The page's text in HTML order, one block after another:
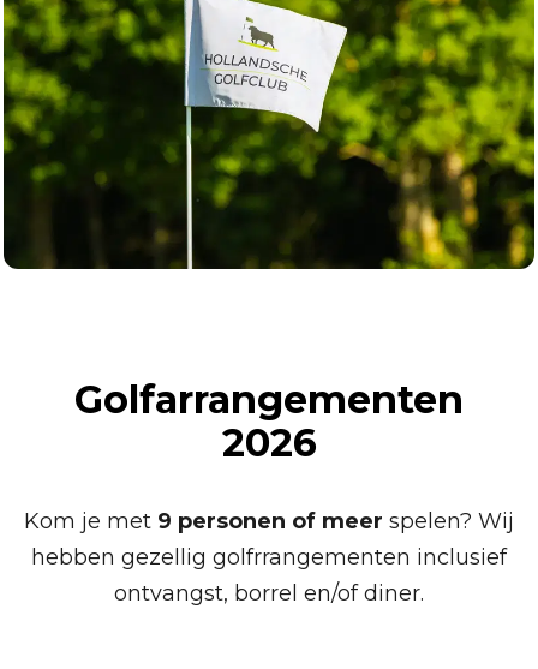
Golfarrangementen
2026
Kom je met 9 personen of meer spelen? Wij
hebben gezellig golfrrangementen inclusief
ontvangst, borrel en/of diner.